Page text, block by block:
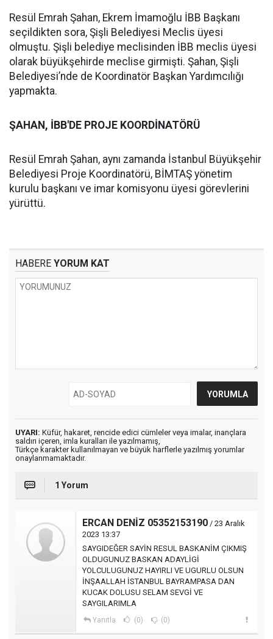
Resül Emrah Şahan, Ekrem İmamoğlu İBB Başkanı
seçildikten sora, Şişli Belediyesi Meclis üyesi
olmuştu. Şişli belediye meclisinden İBB meclis üyesi
olarak büyükşehirde meclise girmişti. Şahan, Şişli
Belediyesi’nde de Koordinatör Başkan Yardımcılığı
yapmakta.
ŞAHAN, İBB'DE PROJE KOORDİNATÖRÜ
Resül Emrah Şahan, aynı zamanda İstanbul Büyükşehir
Belediyesi Proje Koordinatörü, BİMTAŞ yönetim
kurulu başkanı ve imar komisyonu üyesi görevlerini
yürüttü.
HABERE YORUM KAT
UYARI: Küfür, hakaret, rencide edici cümleler veya imalar, inançlara
saldırı içeren, imla kuralları ile yazılmamış,
Türkçe karakter kullanılmayan ve büyük harflerle yazılmış yorumlar
onaylanmamaktadır.
1 Yorum
ERCAN DENİZ 05352153190 / 23 Aralık
2023 13:37
SAYGIDEĞER SAYİN RESUL BASKANİM ÇIKMIŞ
OLDUGUNUZ BASKAN ADAYLİGİ
YOLCULUGUNUZ HAYIRLI VE UGURLU OLSUN
İNŞAALLAH İSTANBUL BAYRAMPASA DAN
KUCAK DOLUSU SELAM SEVGİ VE
SAYGILARIMLA
Yanıtla (0) (0)